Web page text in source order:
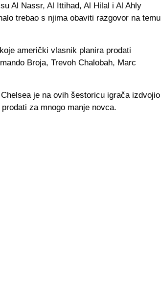
Al Nassr, Al Ittihad, Al Hilal i Al Ahly
trebao s njima obaviti razgovor na temu
američki vlasnik planira prodati
Broja, Trevoh Chalobah, Marc
je na ovih šestoricu igrača izdvojio
za mnogo manje novca.